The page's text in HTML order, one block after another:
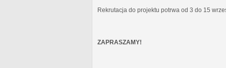
Rekrutacja do projektu potrwa od 3 do 15
ZAPRASZAMY!